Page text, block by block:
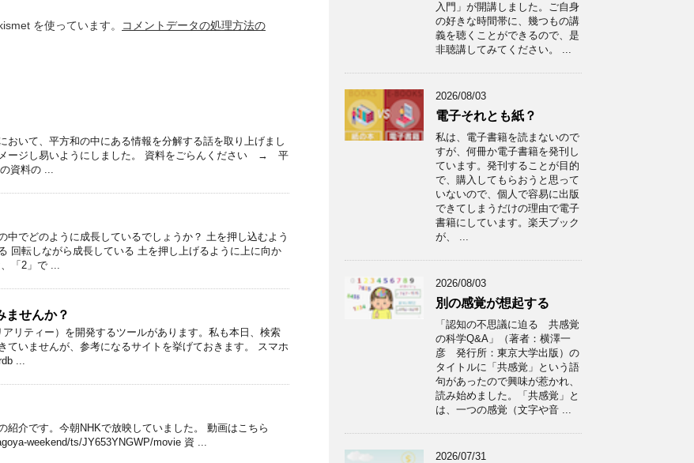
を使っています。
コメントデータの処理方法の
おいて、平方和の中にある情報を分解する話を取り上げまし
ージし易いようにしました。 資料をごらんください → 平
資料の ...
中でどのように成長しているでしょうか？ 土を押し込むよう
回転しながら成長している 土を押し上げるように上に向か
「2」で ...
ませんか？
リティー）を開発するツールがあります。私も本日、検索
ていませんが、参考になるサイトを挙げておきます。 スマホ
...
紹介です。今朝NHKで放映していました。 動画はこちら
weekend/ts/JY653YNGWP/movie 資 ...
入門」が開講しました。ご自身
の好きな時間帯に、幾つもの講
義を聴くことができるので、是
非聴講してみてください。 ...
2026/08/03
電子それとも紙？
私は、電子書籍を読まないので
すが、何冊か電子書籍を発刊し
ています。発刊することが目的
で、購入してもらおうと思って
いないので、個人で容易に出版
できてしまうだけの理由で電子
書籍にしています。楽天ブック
が、 ...
2026/08/03
別の感覚が想起する
「認知の不思議に迫る 共感覚
の科学Q&A」（著者：横澤一
彦 発行所：東京大学出版）の
タイトルに「共感覚」という語
句があったので興味が惹かれ、
読み始めました。「共感覚」と
は、一つの感覚（文字や音 ...
2026/07/31